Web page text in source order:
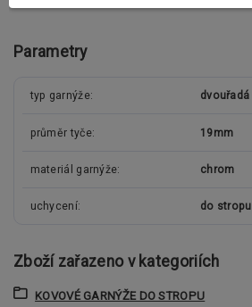
Parametry
typ garnýže dvouřadá
průměr tyče 19mm
materiál garnýže chrom
uchycení do stropu
Zboží zařazeno v kategoriích
KOVOVÉ GARNÝŽE DO STROPU